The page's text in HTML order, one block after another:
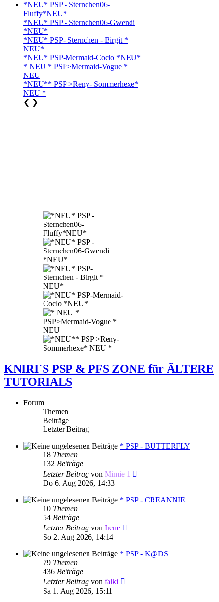
*NEU* PSP - Sternchen06-
Fluffy*NEU*
*NEU* PSP - Sternchen06-Gwendi
*NEU*
*NEU* PSP- Sternchen - Birgit *
NEU*
*NEU* PSP-Mermaid-Coclo *NEU*
* NEU * PSP>Mermaid-Vogue *
NEU
*NEU** PSP >Reny- Sommerhexe*
NEU *
❮ ❯
KNIRI´S PSP & PFS ZONE für ÄLTERE
TUTORIALS
Forum
Themen
Beiträge
Letzter Beitrag
* PSP - BUTTERFLY
18 Themen
132 Beiträge
Letzter Beitrag von Mimie 1
Do 6. Aug 2026, 14:33
* PSP - CREANNIE
10 Themen
54 Beiträge
Letzter Beitrag von Irene
So 2. Aug 2026, 14:14
* PSP - K@DS
79 Themen
436 Beiträge
Letzter Beitrag von falki
Sa 1. Aug 2026, 15:11